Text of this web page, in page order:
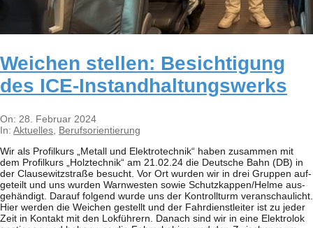
Wei­chen stel­len: Besich­ti­gung
des ICE-Instandhaltungswerks
2024-
02-
On: 28. Februar 2024
In: Aktuelles Berufsorientierung
Wir als Pro­fil­kurs „Metall und Elek­tro­tech­nik“ haben zusam­men mit
dem Pro­fil­kurs „Holz­tech­nik“ am 21.02.24 die Deut­sche Bahn (DB) in
der Clau­se­witz­straße besucht. Vor Ort wur­den wir in drei Grup­pen auf­
ge­teilt und uns wur­den Warn­wes­ten sowie Schutzkappen/​​Helme aus­
ge­hän­digt. Dar­auf fol­gend wurde uns der Kon­troll­turm ver­an­schau­licht.
Hier wer­den die Wei­chen gestellt und der Fahr­dienst­lei­ter ist zu jeder
Zeit in Kon­takt mit den Lok­füh­rern. Danach sind wir in eine Elek­tro­lok